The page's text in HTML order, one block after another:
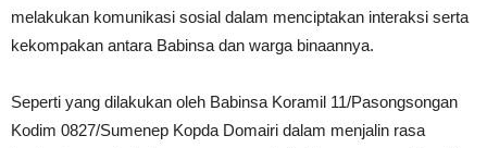
melakukan komunikasi sosial dalam menciptakan interaksi serta
kekompakan antara Babinsa dan warga binaannya.
Seperti yang dilakukan oleh Babinsa Koramil 11/Pasongsongan
Kodim 0827/Sumenep Kopda Domairi dalam menjalin rasa